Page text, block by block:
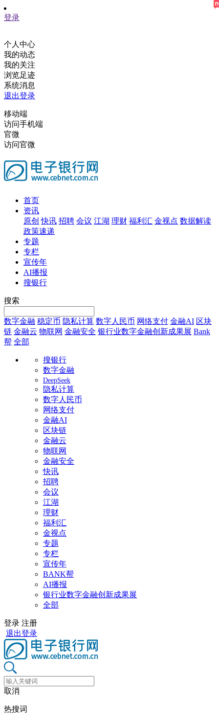
登录
个人中心
我的动态
我的关注
浏览足迹
系统消息
退出登录
移动端
访问手机端
官微
访问官微
首页
资讯
原创 快讯 招聘 会议 江湖 理财 福利汇 金视点 数据解读
政策速递
专题
专栏
宣传年
AI播报
搜银行
搜索
数字金融 稳定币 隐私计算 数字人民币 网络支付 金融AI 区块
链 金融云 物联网 金融安全 银行业数字金融创新成果展 Bank
帮 全部
搜银行
数字金融
DeepSeek
隐私计算
数字人民币
网络支付
金融AI
区块链
金融云
物联网
金融安全
快讯
招聘
会议
江湖
理财
福利汇
金视点
专题
专栏
宣传年
BANK帮
AI播报
银行业数字金融创新成果展
全部
登录 注册
退出登录
取消
热搜词